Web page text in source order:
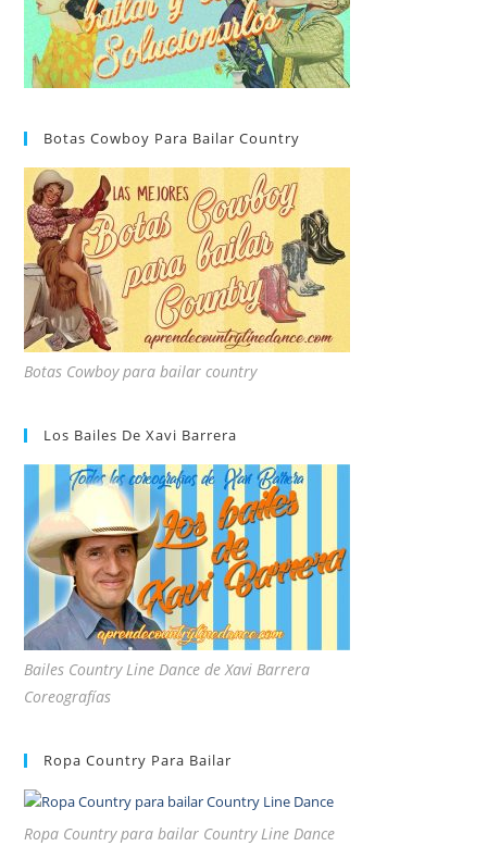
Botas Cowboy Para Bailar Country
Botas Cowboy para bailar country
Los Bailes De Xavi Barrera
Bailes Country Line Dance de Xavi Barrera
Coreografías
Ropa Country Para Bailar
Ropa Country para bailar Country Line Dance